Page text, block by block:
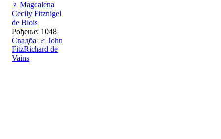
♀ Magdalena
Cecily Fitznigel
de Blois
Рођење: 1048
Свадба: ♂ John
FitzRichard de
Vains